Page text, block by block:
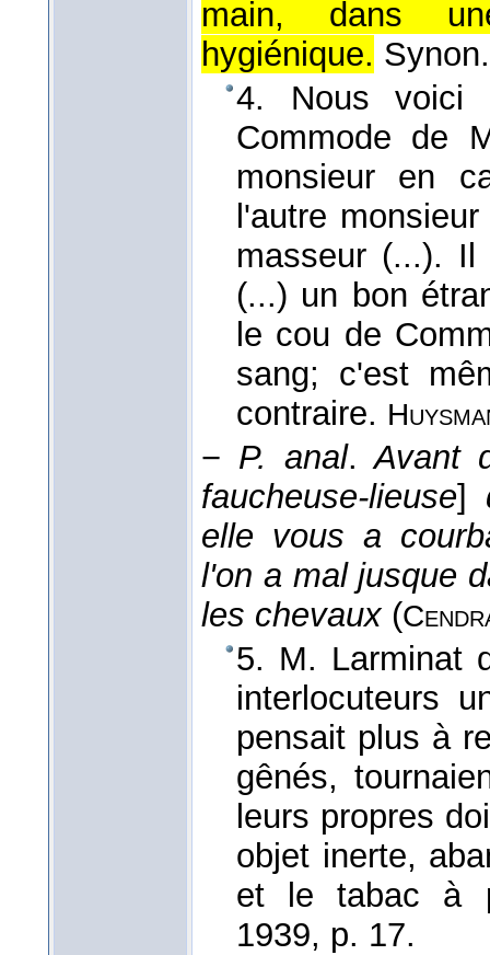
main, dans
hygiénique.
4. Nous voici
Commode de
monsieur en
l'autre
masseur (...).
(...) un bon
le cou de
sang; c'est
contraire.
− P. anal. Avant
faucheuse-lieuse]
elle vous a
l'on a mal jusque
les chevaux(
5. M. Larminat
interlocuteurs
pensait plus à
gênés,
leurs propres
objet inerte,
et le tabac à
1939, p. 17.